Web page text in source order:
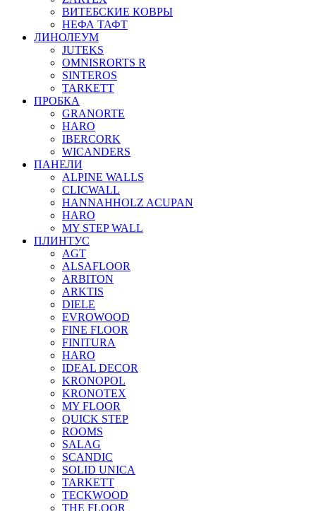
ВИТЕБСКИЕ КОВРЫ
НЕФА ТАФТ
ЛИНОЛЕУМ
JUTEKS
OMNISRORTS R
SINTEROS
TARKETT
ПРОБКА
GRANORTE
HARO
IBERCORK
WICANDERS
ПАНЕЛИ
ALPINE WALLS
CLICWALL
HANNAHHOLZ ACUPAN
HARO
MY STEP WALL
ПЛИНТУС
AGT
ALSAFLOOR
ARBITON
ARKTIS
DIELE
EVROWOOD
FINE FLOOR
FINITURA
HARO
IDEAL DECOR
KRONOPOL
KRONOTEX
MY FLOOR
QUICK STEP
ROOMS
SALAG
SCANDIC
SOLID UNICA
TARKETT
TECKWOOD
THE FLOOR